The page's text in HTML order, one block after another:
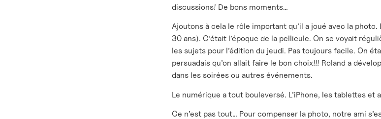
discussions! De bons moments…
Ajoutons à cela le rôle important qu’il a joué avec la
30 ans). C’était l’époque de la pellicule. On se voyait
les sujets pour l’édition du jeudi. Pas toujours facile. On
persuadais qu’on allait faire le bon choix!!! Roland a
dans les soirées ou autres événements.
Le numérique a tout bouleversé. L’iPhone, les tablettes
Ce n’est pas tout… Pour compenser la photo, notre ami